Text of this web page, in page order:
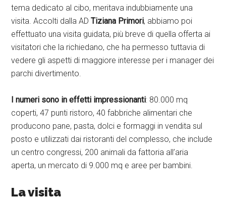
tema dedicato al cibo, meritava indubbiamente una
visita. Accolti dalla ADTiziana Primori, abbiamo poi
effettuato una visita guidata, più breve di quella offerta ai
visitatori che la richiedano, che ha permesso tuttavia di
vedere gli aspetti di maggiore interesse per i manager dei
parchi divertimento.
I numeri sono in effetti impressionanti: 80.000 mq
coperti, 47 punti ristoro, 40 fabbriche alimentari che
producono pane, pasta, dolci e formaggi in vendita sul
posto e utilizzati dai ristoranti del complesso, che include
un centro congressi, 200 animali da fattoria all’aria
aperta, un mercato di 9.000 mq e aree per bambini.
La visita